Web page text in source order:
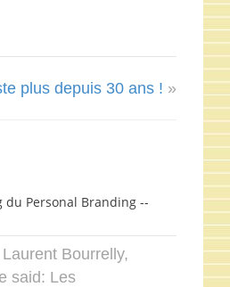
plus depuis 30 ans ! »
du Personal Branding --
Bourrelly,
said: Les